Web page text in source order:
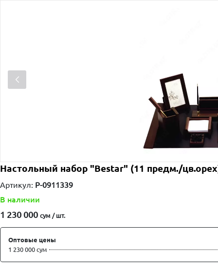
Настольный набор "Bestar" (11 предм./
Артикул: P-0911339
В наличии
1 230 000 сум / шт.
Оптовые цены
1 230 000 сум